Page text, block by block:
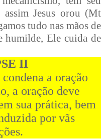
Jesus orou (Mt
tudo nas mãos de
humilde, Ele cuida de
II
a oração
a oração deve
sua prática, bem
por vãs